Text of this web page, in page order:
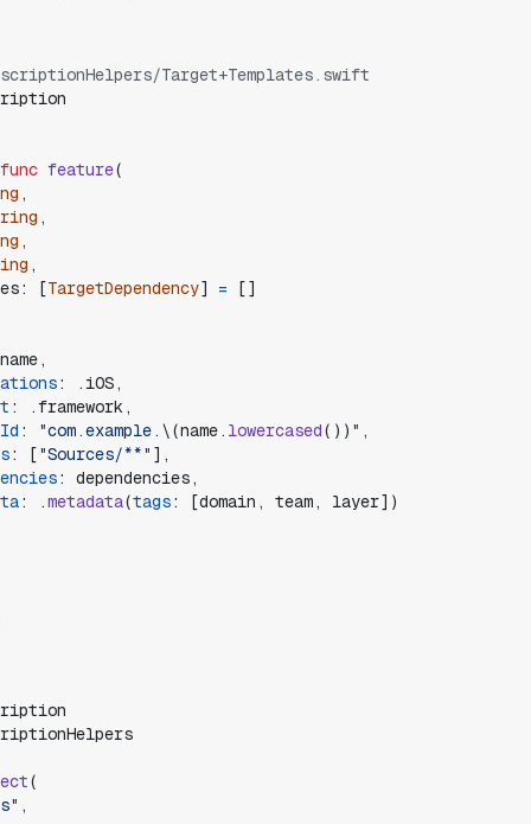
Target+Templates.swift
func feature(
,
,
,
,
: [TargetDependency] = []
name,
: .iOS,
: .framework ,
: "com.example. \(name. lowercased( ) ) " ,
: ["Sources/**" ] ,
: dependencies,
: .metadata(tags: [domain , team, layer] )
(
" ,